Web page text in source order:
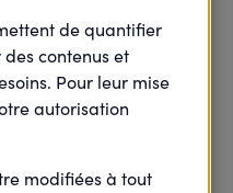
de quantifier
contenus et
Pour leur mise
autorisation
modifiées à tout